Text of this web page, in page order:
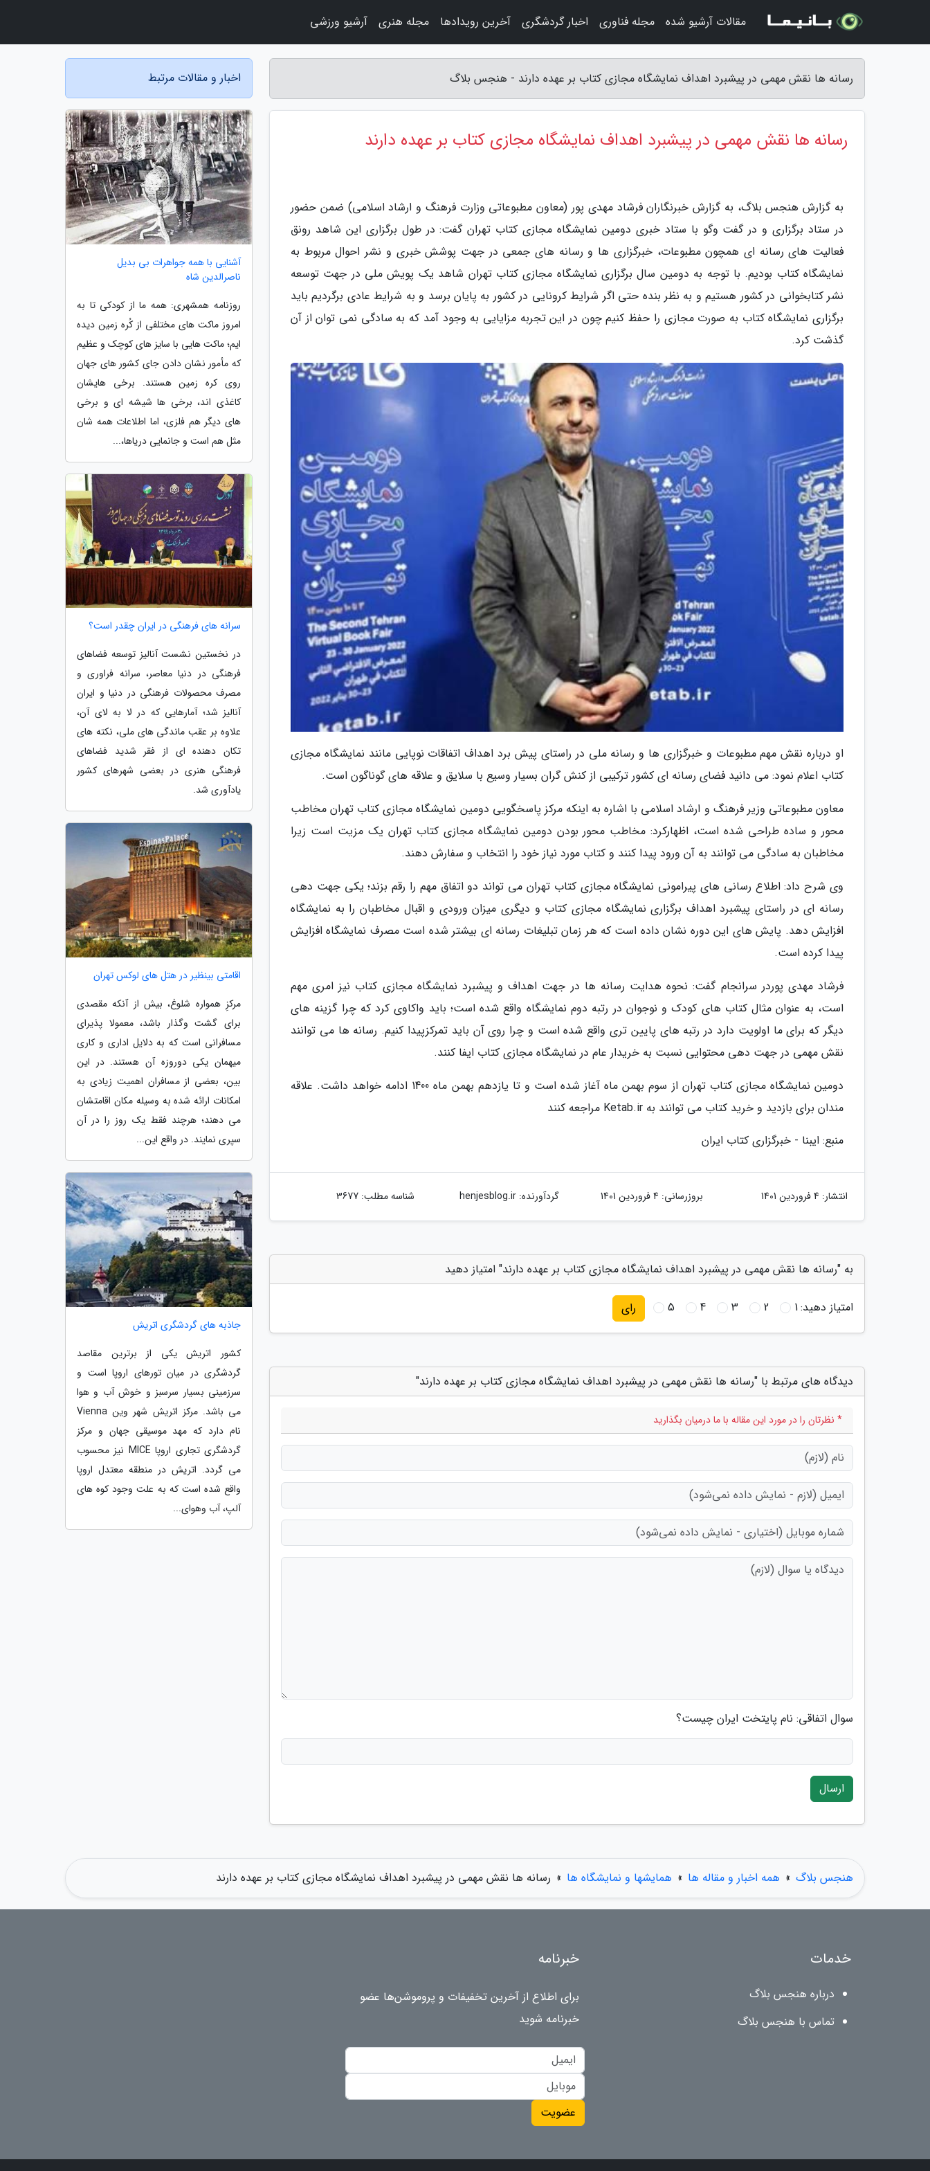
رسانه ها نقش مهمی در پیشبرد اهداف نمایشگاه مجازی کتاب بر عهده دارند - هنجس بلاگ
رسانه ها نقش مهمی در پیشبرد اهداف نمایشگاه مجازی کتاب بر عهده دارند
به گزارش هنجس بلاگ، به گزارش خبرنگاران فرشاد مهدی پور (معاون مطبوعاتی وزارت فرهنگ و ارشاد اسلامی) ضمن حضور
در ستاد برگزاری و در گفت وگو با ستاد خبری دومین نمایشگاه مجازی کتاب تهران گفت: در طول برگزاری این شاهد رونق
فعالیت های رسانه ای همچون مطبوعات، خبرگزاری ها و رسانه های جمعی در جهت پوشش خبری و نشر احوال مربوط به
نمایشگاه کتاب بودیم. با توجه به دومین سال برگزاری نمایشگاه مجازی کتاب تهران شاهد یک پویش ملی در جهت توسعه
نشر کتابخوانی در کشور هستیم و به نظر بنده حتی اگر شرایط کرونایی در کشور به پایان برسد و به شرایط عادی برگردیم باید
برگزاری نمایشگاه کتاب به صورت مجازی را حفظ کنیم چون در این تجربه مزایایی به وجود آمد که به سادگی نمی توان از آن
گذشت کرد.
او درباره نقش مهم مطبوعات و خبرگزاری ها و رسانه ملی در راستای پیش برد اهداف اتفاقات نوپایی مانند نمایشگاه مجازی
کتاب اعلام نمود: می دانید فضای رسانه ای کشور ترکیبی از کنش گران بسیار وسیع با سلایق و علاقه های گوناگون است.
معاون مطبوعاتی وزیر فرهنگ و ارشاد اسلامی با اشاره به اینکه مرکز پاسخگویی دومین نمایشگاه مجازی کتاب تهران مخاطب
محور و ساده طراحی شده است، اظهارکرد: مخاطب محور بودن دومین نمایشگاه مجازی کتاب تهران یک مزیت است زیرا
مخاطبان به سادگی می توانند به آن ورود پیدا کنند و کتاب مورد نیاز خود را انتخاب و سفارش دهند.
وی شرح داد: اطلاع رسانی های پیرامونی نمایشگاه مجازی کتاب تهران می تواند دو اتفاق مهم را رقم بزند؛ یکی جهت دهی
رسانه ای در راستای پیشبرد اهداف برگزاری نمایشگاه مجازی کتاب و دیگری میزان ورودی و اقبال مخاطبان را به نمایشگاه
افزایش دهد. پایش های این دوره نشان داده است که هر زمان تبلیغات رسانه ای بیشتر شده است مصرف نمایشگاه افزایش
پیدا کرده است.
فرشاد مهدی پوردر سرانجام گفت: نحوه هدایت رسانه ها در جهت اهداف و پیشبرد نمایشگاه مجازی کتاب نیز امری مهم
است، به عنوان مثال کتاب های کودک و نوجوان در رتبه دوم نمایشگاه واقع شده است؛ باید واکاوی کرد که چرا گزینه های
دیگر که برای ما اولویت دارد در رتبه های پایین تری واقع شده است و چرا روی آن باید تمرکزپیدا کنیم. رسانه ها می توانند
نقش مهمی در جهت دهی محتوایی نسبت به خریدار عام در نمایشگاه مجازی کتاب ایفا کنند.
دومین نمایشگاه مجازی کتاب تهران از سوم بهمن ماه آغاز شده است و تا یازدهم بهمن ماه 1400 ادامه خواهد داشت. علاقه
مندان برای بازدید و خرید کتاب می توانند به Ketab.ir مراجعه کنند
منبع: ایبنا - خبرگزاری کتاب ایران
انتشار: 4 فروردین 1401 بروزرسانی: 4 فروردین 1401 گردآورنده:henjesblog.ir شناسه مطلب: 3677
به "رسانه ها نقش مهمی در پیشبرد اهداف نمایشگاه مجازی کتاب بر عهده دارند" امتیاز دهید
امتیاز دهید:1
2
3
4
5 رای
دیدگاه های مرتبط با "رسانه ها نقش مهمی در پیشبرد اهداف نمایشگاه مجازی کتاب بر عهده دارند"
* نظرتان را در مورد این مقاله با ما درمیان بگذارید
سوال اتفاقی: نام پایتخت ایران چیست؟
ارسال
اخبار و مقالات مرتبط
آشنایی با همه جواهرات بی بدیل
ناصرالدین شاه
روزنامه همشهری: همه ما از کودکی تا به
امروز ماکت های مختلفی از کُره زمین دیده
ایم؛ ماکت هایی با سایز های کوچک و عظیم
که مأمور نشان دادن جای کشور های جهان
روی کره زمین هستند. برخی هایشان
کاغذی اند، برخی ها شیشه ای و برخی
های دیگر هم فلزی، اما اطلاعات همه شان
مثل هم است و جانمایی دریاها،...
سرانه های فرهنگی در ایران چقدر است؟
در نخستین نشست آنالیز توسعه فضاهای
فرهنگی در دنیا معاصر، سرانه فراوری و
مصرف محصولات فرهنگی در دنیا و ایران
آنالیز شد؛ آمارهایی که در لا به لای آن،
علاوه بر عقب ماندگی های ملی، نکته های
تکان دهنده ای از فقر شدید فضاهای
فرهنگی هنری در بعضی شهرهای کشور
یادآوری شد.
اقامتی بینظیر در هتل های لوکس تهران
مرکزِ همواره شلوغ، بیش از آنکه مقصدی
برای گشت وگذار باشد، معمولا پذیرای
مسافرانی است که به دلایل اداری و کاری
میهمان یکی دوروزه آن هستند. در این
بین، بعضی از مسافران اهمیت زیادی به
امکانات ارائه شده به وسیله مکان اقامتشان
می دهند؛ هرچند فقط یک روز را در آن
سپری نمایند. در واقع این...
جاذبه های گردشگری اتریش
کشور اتریش یکی از برترین مقاصد
گردشگری در میان تورهای اروپا است و
سرزمینی بسیار سرسبز و خوش آب و هوا
می باشد. مرکز اتریش شهر وین Vienna
نام دارد که مهد موسیقی جهان و مرکز
گردشگری تجاری اروپا MICE نیز محسوب
می گردد. اتریش در منطقه معتدل اروپا
واقع شده است که به علت وجود کوه های
آلپ، آب وهوای...
هنجس بلاگ » همه اخبار و مقاله ها » همایشها و نمایشگاه ها » رسانه ها نقش مهمی در پیشبرد اهداف نمایشگاه مجازی کتاب بر عهده دارند
مقالات آرشیو شده مجله فناوری اخبار گردشگری آخرین رویدادها مجله هنری آرشیو ورزشی
خدمات
درباره هنجس بلاگ
تماس با هنجس بلاگ
خبرنامه
برای اطلاع از آخرین تخفیفات و پروموشن‌ها عضو
خبرنامه شوید
عضویت